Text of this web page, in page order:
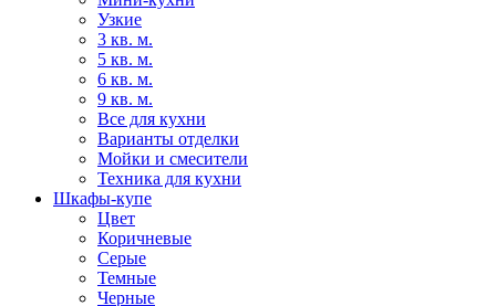
Узкие
3 кв. м.
5 кв. м.
6 кв. м.
9 кв. м.
Все для кухни
Варианты отделки
Мойки и смесители
Техника для кухни
Шкафы-купе
Цвет
Коричневые
Серые
Темные
Черные